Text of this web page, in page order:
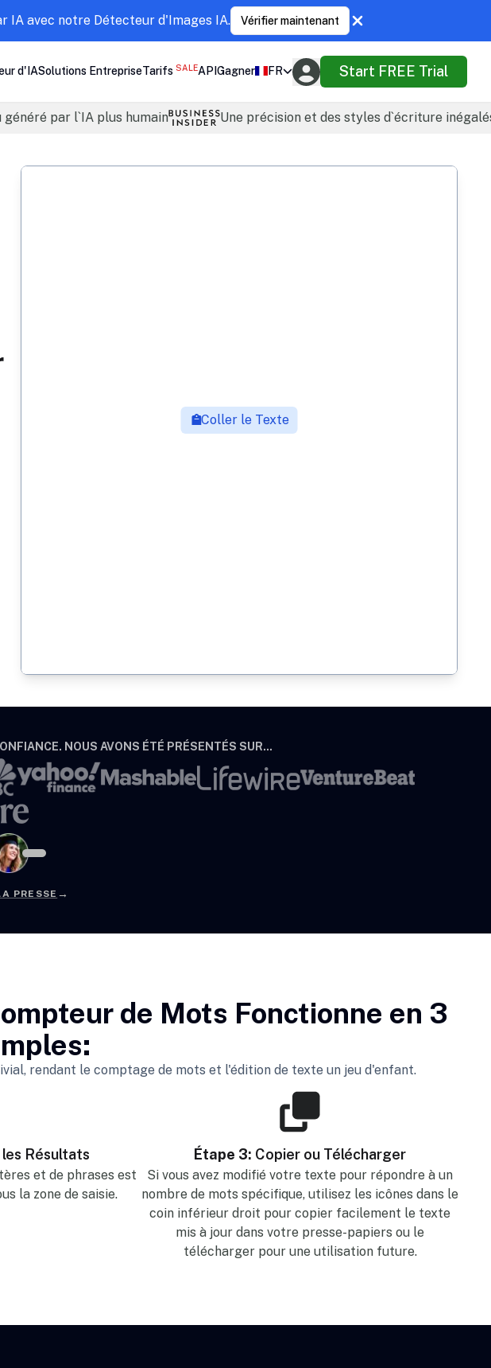
IA avec notre Détecteur d'Images IA. Vérifier maintenant
d'IASolutions EntrepriseTarifs SALEAPI Gagner FR Start FREE Trial
généré par l`IA plus humain Une précision et des styles d`écriture
Coller le Texte
Enter your text to analyze and count words, characters, sentences, and
NOUS AVONS ÉTÉ PRÉSENTÉS SUR...
PRESSE →
de Mots Fonctionne en 3
rendant le comptage de mots et l'édition de texte un jeu d'enfant.
les Résultats
et de phrases est
la zone de saisie.
Étape 3: Copier ou Télécharger
Si vous avez modifié votre texte pour répondre à un
nombre de mots spécifique, utilisez les icônes dans le
coin inférieur droit pour copier facilement le texte
mis à jour dans votre presse-papiers ou le
télécharger pour une utilisation future.